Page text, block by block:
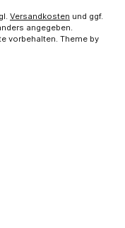
Versandkosten und ggf.
angegeben.
vorbehalten. Theme by